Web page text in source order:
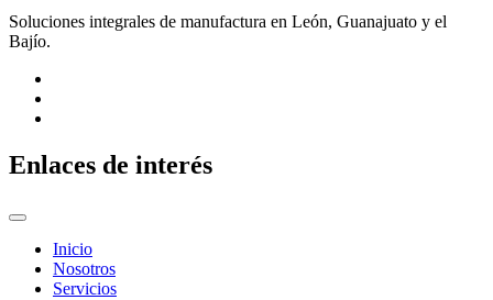
Soluciones integrales de manufactura en León, Guanajuato y el
Bajío.
Enlaces de interés
Inicio
Nosotros
Servicios